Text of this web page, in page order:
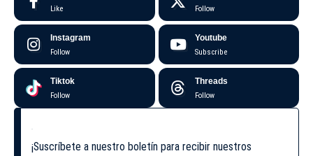
Like Follow
Instagram
Follow
Youtube
Subscribe
Tiktok
Follow
Threads
Follow
¡Suscríbete a nuestro boletín para recibir nuestros